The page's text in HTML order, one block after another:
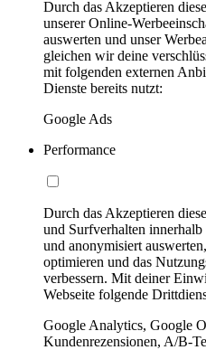
Durch das Akzeptieren
unserer Online-
auswerten und unser
gleichen wir deine
mit folgenden externen
Dienste bereits nutzt:
Google Ads
Performance
Durch das Akzeptieren
und Surfverhalten
und anonymisiert
optimieren und das
verbessern. Mit deiner
Webseite folgende
Google Analytics, Google
Kundenrezensionen, A/B-